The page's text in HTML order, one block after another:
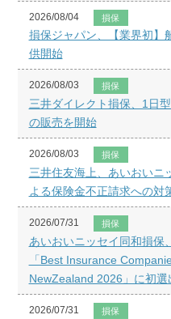
2026/08/04 損保
損保ジャパン、【業界初】
供開始
2026/08/03 損保
三井ダイレクト損保、1日
の販売を開始
2026/08/03 損保
三井住友海上、あいおいニ
よる保険金不正請求への対
2026/07/31 損保
あいおいニッセイ同和損保
「Best Insurance
NewZealand 2026」に初選
2026/07/31 損保